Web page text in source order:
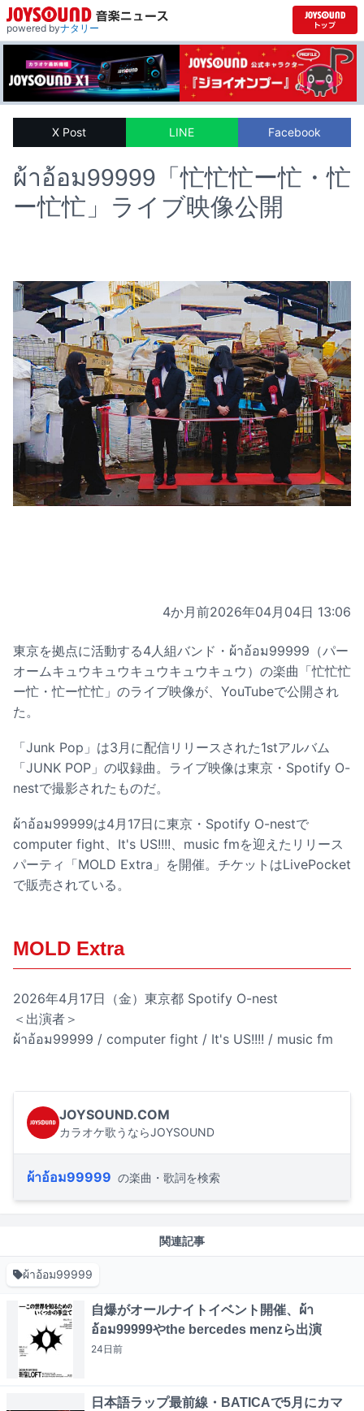
powered byナタリー
X Post LINE Facebook
ผ้าอ้อม99999「忙忙忙ー忙・忙
ー忙忙」ライブ映像公開
4か月前2026年04月04日 13:06
東京を拠点に活動する4人組バンド・ผ้าอ้อม99999（パー
オームキュウキュウキュウキュウキュウ）の楽曲「忙忙忙
ー忙・忙ー忙忙」のライブ映像が、YouTubeで公開され
た。
「Junk Pop」は3月に配信リリースされた1stアルバム
「JUNK POP」の収録曲。ライブ映像は東京・Spotify O-
nestで撮影されたものだ。
ผ้าอ้อม99999は4月17日に東京・Spotify O-nestで
computer fight、It's US!!!!、music fmを迎えたリリース
パーティ「MOLD Extra」を開催。チケットはLivePocket
で販売されている。
MOLD Extra
2026年4月17日（金）東京都 Spotify O-nest
＜出演者＞
ผ้าอ้อม99999 / computer fight / It's US!!︎!! / music fm
JOYSOUND.COM
カラオケ歌うならJOYSOUND
ผ้าอ้อม99999 の楽曲・歌詞を検索
関連記事
ผ้าอ้อม99999
自爆がオールナイトイベント開催、ผ้า
อ้อม99999やthe bercedes menzら出演
24日前
日本語ラップ最前線・BATICAで5月にカマ